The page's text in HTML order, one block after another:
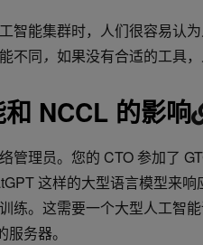
智能集群时，人们很容易认
不同， 如果没有合适的工具
NCCL 的影响
管理员。您的 CTO 参加了
这样的大型语言模型来
练。这需要一个大型人工智
务器。